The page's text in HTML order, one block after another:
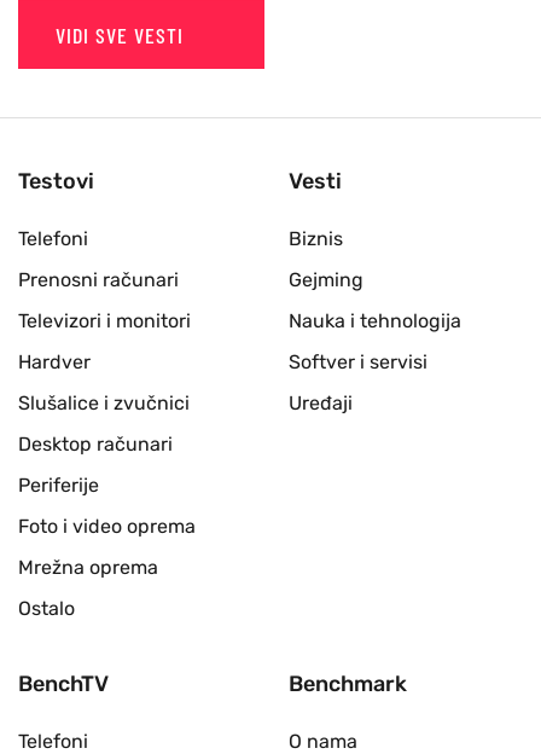
VIDI SVE VESTI
Testovi
Telefoni
Prenosni računari
Televizori i monitori
Hardver
Slušalice i zvučnici
Desktop računari
Periferije
Foto i video oprema
Mrežna oprema
Ostalo
Vesti
Biznis
Gejming
Nauka i tehnologija
Softver i servisi
Uređaji
BenchTV
Telefoni
Benchmark
O nama